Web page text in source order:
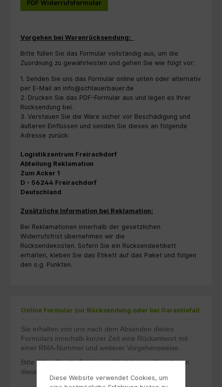
PDF Widerrufsformular
Vorgehen bei Warenrücksendung:
Bitte füllen Sie das Formular vollständig aus, um die
Zuordnung zu gewährleisten und gehen Sie wie folgt vor:
1. Senden Sie uns das Formular online unten oder alternativ
per E-Mail an info@schlauerbauer.de
2. Drucken Sie das PDF-Formular aus und legen es Ihrer
Rücksendung bei.
3. Verstauen Sie die Ware sicher vor Beschädigung und
äußeren Einflüssen und senden Sie dieses an folgende
Adresse zurück:
Logistikzentrum Freirachdorf
Abteilung Reklamation
Zum Acker 1
D - 56244 Freirachdorf
Deutschland
Zusätzliche Information bei Reklamation:
Bei Reklamationen innerhalb der gesetzlichen
Widerrufsfrist übernehmen wir die
Rücksendekosten. Sofern Sie ein Rücksendeetikett
erhalten, kleben Sie das Etikett auf das Paket und folgen
den o.g. Punkten.
Online Formular zur Rücksendung oder bei Garantiefall
Sie erhalten von uns nach dem Absenden dieses
Formulars innerhalb kurzer Zeit eine Rückantwort mit
einer RMA-Nummer und weiterer Vorgehensweise.
Bitte füllen Sie die Felder ausführlich aus, Sie müssen
diese dann nicht mehr dem Paket beilegen.
Diese Website verwendet Cookies, um